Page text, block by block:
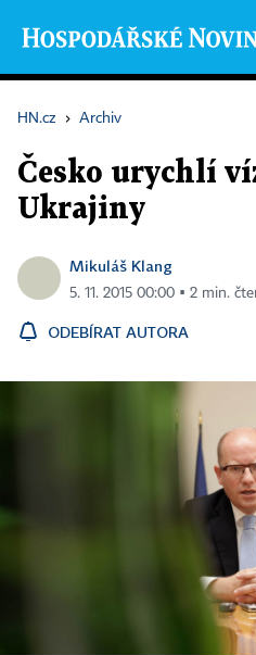
HN.cz › Archiv
Česko urychlí
Ukrajiny
Mikuláš Klang
5. 11. 2015 00:00 ▪ 2 min.
ODEBÍRAT AUTORA